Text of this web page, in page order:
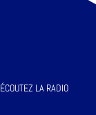
ÉCOUTEZ LA RADIO